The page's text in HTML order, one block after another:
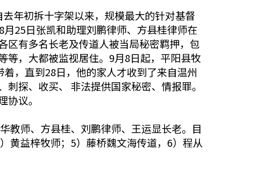
年初拆十字架以来，规模最大的针对基督
25日张凯和助理刘鹏律师、方县桂律师在
区有多名长老及传道人被当局秘密羁押，包
等，大都被监视居住。9月8日起，平阳县牧
，直到28日，他的家人才收到了来自温州
探、收买、 非法提供国家秘密、情报罪。
议。
教师、方县桂、刘鹏律师、王运显长老。目
黄益梓牧师；5）藤桥魏文海传道，6）程从